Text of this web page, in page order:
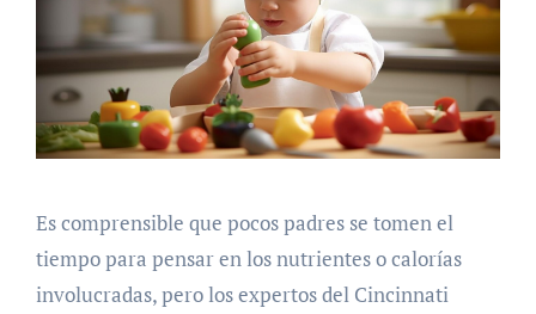
Es comprensible que pocos padres se tomen el
tiempo para pensar en los nutrientes o calorías
involucradas, pero los expertos del Cincinnati